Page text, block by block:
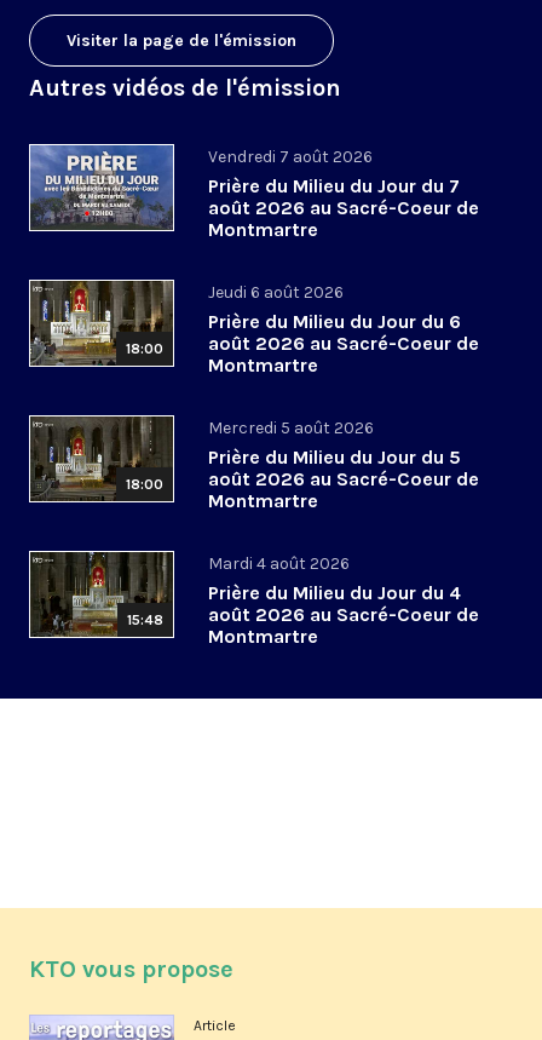
Visiter la page de l'émission
Autres vidéos de l'émission
Vendredi 7 août 2026
Prière du Milieu du Jour du 7
août 2026 au Sacré-Coeur de
Montmartre
18:00
Jeudi 6 août 2026
Prière du Milieu du Jour du 6
août 2026 au Sacré-Coeur de
Montmartre
18:00
Mercredi 5 août 2026
Prière du Milieu du Jour du 5
août 2026 au Sacré-Coeur de
Montmartre
15:48
Mardi 4 août 2026
Prière du Milieu du Jour du 4
août 2026 au Sacré-Coeur de
Montmartre
KTO vous propose
Article